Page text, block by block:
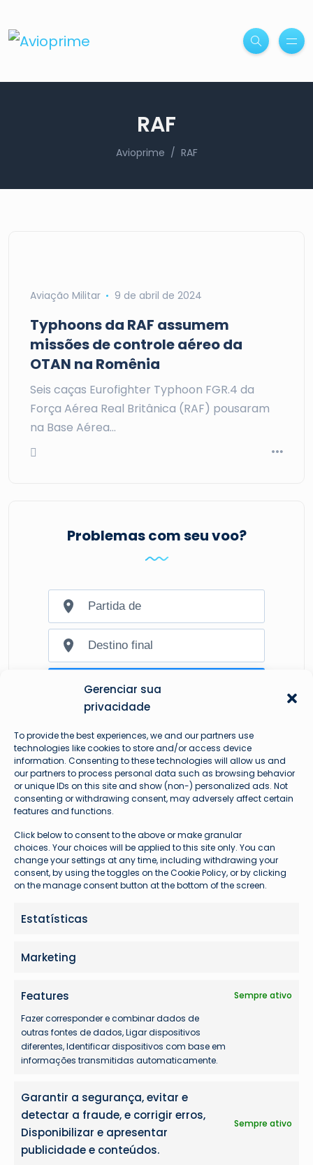
Gerenciar sua
privacidade
To provide the best experiences, we and our partners use
technologies like cookies to store and/or access device
information. Consenting to these technologies will allow us and
our partners to process personal data such as browsing behavior
or unique IDs on this site and show (non-) personalized ads. Not
consenting or withdrawing consent, may adversely affect certain
features and functions.
Click below to consent to the above or make granular
choices. Your choices will be applied to this site only. You can
change your settings at any time, including withdrawing your
consent, by using the toggles on the Cookie Policy, or by clicking
on the manage consent button at the bottom of the screen.
Estatísticas
Marketing
Features
Sempre ativo
Fazer corresponder e combinar dados de
outras fontes de dados, Ligar dispositivos
diferentes, Identificar dispositivos com base em
informações transmitidas automaticamente.
Garantir a segurança, evitar e
detectar a fraude, e corrigir erros,
Disponibilizar e apresentar
publicidade e conteúdos.
Sempre ativo
RAF
Avioprime RAF
Aviação Militar 9 de abril de 2024
Typhoons da RAF assumem
missões de controle aéreo da
OTAN na Romênia
Seis caças Eurofighter Typhoon FGR.4 da
Força Aérea Real Britânica (RAF) pousaram
na Base Aérea…
Problemas com seu voo?
Mais lidas